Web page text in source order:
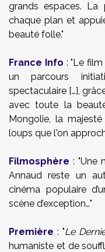
grands espaces. La
chaque plan et
beauté folle."
France Info : "Le
un parcours
spectaculaire […],
avec toute la
Mongolie, la
loups que l'on
Filmosphère : "Une
Annaud reste un
cinéma populaire
scène d’exception…"
Première : "Le
humaniste et de